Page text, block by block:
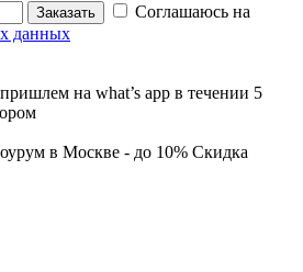
Заказать
Соглашаюсь на
данных
на what’s app в течении 5
в Москве - до 10% Скидка